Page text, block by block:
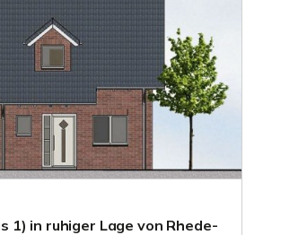
1) in ruhiger Lage von Rhede-